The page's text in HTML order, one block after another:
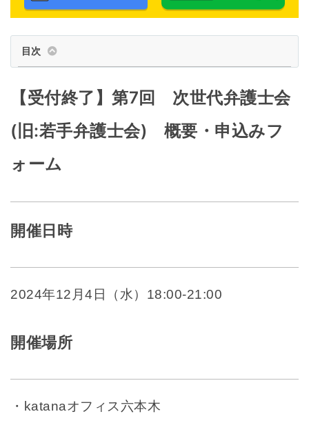
目次
【受付終了】第7回 次世代弁護士会
(旧:若手弁護士会) 概要・申込みフ
ォーム
開催日時
2024年12月4日（水）18:00-21:00
開催場所
・katanaオフィス六本木